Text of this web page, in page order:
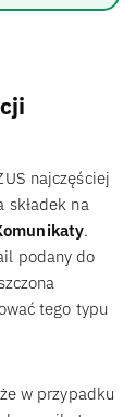
najczęściej
składek na
.
podany do
tego typu
w przypadku